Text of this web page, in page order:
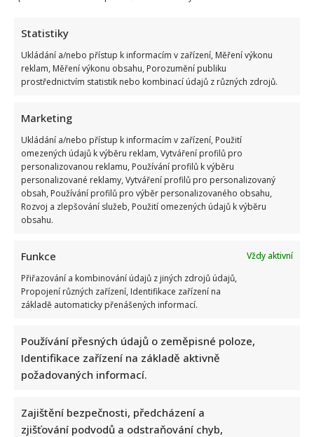
Statistiky
Ukládání a/nebo přístup k informacím v zařízení, Měření výkonu
reklam, Měření výkonu obsahu, Porozumění publiku
prostřednictvím statistik nebo kombinací údajů z různých zdrojů.
Marketing
Ukládání a/nebo přístup k informacím v zařízení, Použití
omezených údajů k výběru reklam, Vytváření profilů pro
personalizovanou reklamu, Používání profilů k výběru
personalizované reklamy, Vytváření profilů pro personalizovaný
obsah, Používání profilů pro výběr personalizovaného obsahu,
Rozvoj a zlepšování služeb, Použití omezených údajů k výběru
obsahu.
Funkce
Vždy aktivní
Přiřazování a kombinování údajů z jiných zdrojů údajů,
Propojení různých zařízení, Identifikace zařízení na
základě automaticky přenášených informací.
Používání přesných údajů o zeměpisné poloze,
Identifikace zařízení na základě aktivně
požadovaných informací.
Zajištění bezpečnosti, předcházení a
zjišťování podvodů a odstraňování chyb,
Bydlení Michala Davida ve středomořském stylu: V pražské
vile ma k dispozici i bazén a vnitřní atrium
Fotokvíz o českých hercích: 10 fotografií prověří, kdo zná
slavné tváře domácího filmu opravdu dokonale
koncertech, ale největší slávu mají za sebou